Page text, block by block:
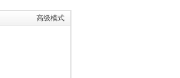
高级模式